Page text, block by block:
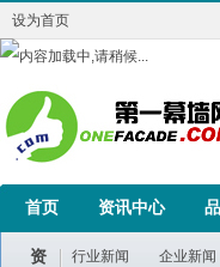
设为首页
首页 资讯中心
资
行业新闻 企业新闻